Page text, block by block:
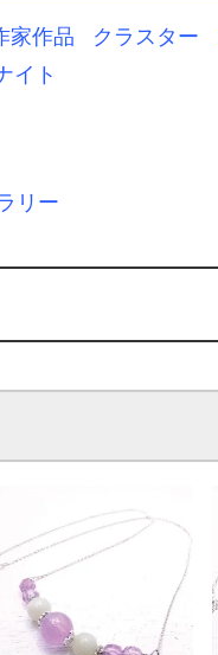
家作品 クラスター
イト
リー